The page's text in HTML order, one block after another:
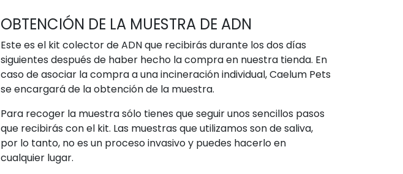
OBTENCIÓN DE LA MUESTRA DE ADN
Este es el kit colector de ADN que recibirás durante los dos días
siguientes después de haber hecho la compra en nuestra tienda. En
caso de asociar la compra a una incineración individual, Caelum Pets
se encargará de la obtención de la muestra.
Para recoger la muestra sólo tienes que seguir unos sencillos pasos
que recibirás con el kit. Las muestras que utilizamos son de saliva,
por lo tanto, no es un proceso invasivo y puedes hacerlo en
cualquier lugar.